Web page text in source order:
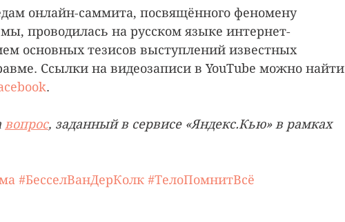
онлайн-саммита, посвящённого феномену
проводилась на русском языке интернет-
основных тезисов выступлений известных
Ссылки на видеозаписи в YouTube можно найти
.
вопрос, заданный в сервисе «Яндекс.Кью» в рамках
#БесселВанДерКолк #ТелоПомнитВсё